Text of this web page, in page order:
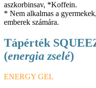
aszkorbinsav, *Koffein.
* Nem alkalmas a
emberek számára.
Tápérték
(energia zselé)
ENERGY GEL